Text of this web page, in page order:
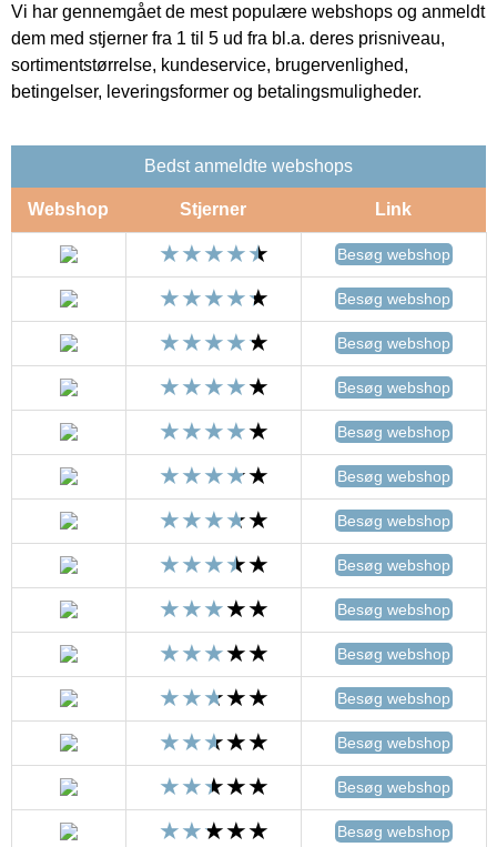
Vi har gennemgået de mest populære webshops og anmeldt
dem med stjerner fra 1 til 5 ud fra bl.a. deres prisniveau,
sortimentstørrelse, kundeservice, brugervenlighed,
betingelser, leveringsformer og betalingsmuligheder.
Bedst anmeldte webshops
Webshop Stjerner Link
Besøg webshop
Besøg webshop
Besøg webshop
Besøg webshop
Besøg webshop
Besøg webshop
Besøg webshop
Besøg webshop
Besøg webshop
Besøg webshop
Besøg webshop
Besøg webshop
Besøg webshop
Besøg webshop